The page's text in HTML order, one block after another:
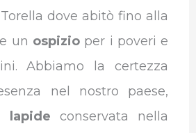
dove abitò fino alla
un ospizio per i poveri e
Abbiamo la certezza
nel nostro paese,
lapide conservata nella